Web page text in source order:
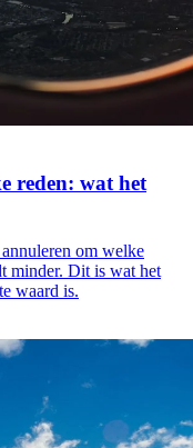
reden: wat het
om welke
minder. Dit is wat het
waard is.